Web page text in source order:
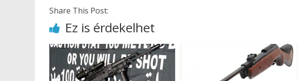
Share This Post:
Ez is érdekelhet